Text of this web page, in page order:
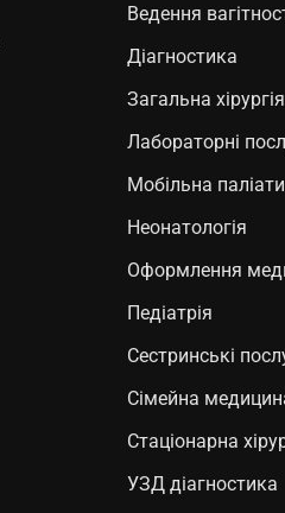
Ведення
Діагностика
Загальна хірургія
Лабораторні
Мобільна
Неонатологія
Оформлення
Педіатрія
Сестринські
Сімейна
Стаціонарна
УЗД діагностика